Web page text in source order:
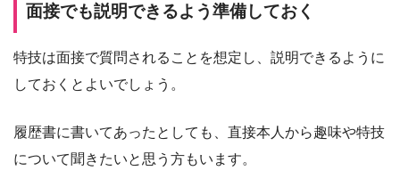
面接でも説明できるよう準備しておく
特技は面接で質問されることを想定し、説明できるように
しておくとよいでしょう。
履歴書に書いてあったとしても、直接本人から趣味や特技
について聞きたいと思う方もいます。